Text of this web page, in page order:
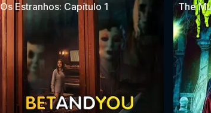
Os Estranhos: Capítulo 1 The